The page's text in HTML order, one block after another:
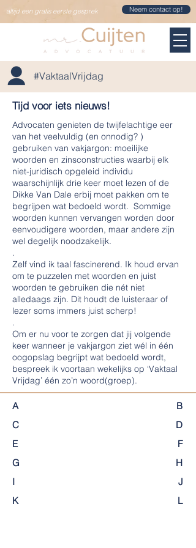
Neem contact op!
altijd een gratis eerste gesprek
#VaktaalVrijdag
Tijd voor iets nieuws!
Advocaten genieten de twijfelachtige eer
van het veelvuldig (en onnodig? )
gebruiken van vakjargon: moeilijke
woorden en zinsconstructies waarbij elk
niet-juridisch opgeleid individu
waarschijnlijk drie keer moet lezen of de
Dikke Van Dale erbij moet pakken om te
begrijpen wat bedoeld wordt. Sommige
woorden kunnen vervangen worden door
eenvoudigere woorden, maar andere zijn
wel degelijk noodzakelijk.
.
Zelf vind ik taal fascinerend. Ik houd ervan
om te puzzelen met woorden en juist
woorden te gebruiken die nét niet
alledaags zijn. Dit houdt de luisteraar of
lezer soms immers juist scherp!
.
Om er nu voor te zorgen dat jij volgende
keer wanneer je vakjargon ziet wél in één
oogopslag begrijpt wat bedoeld wordt,
bespreek ik voortaan wekelijks op ‘Vaktaal
Vrijdag’ één zo’n woord(groep).
A
C
E
G
I
K
B
D
F
H
J
L